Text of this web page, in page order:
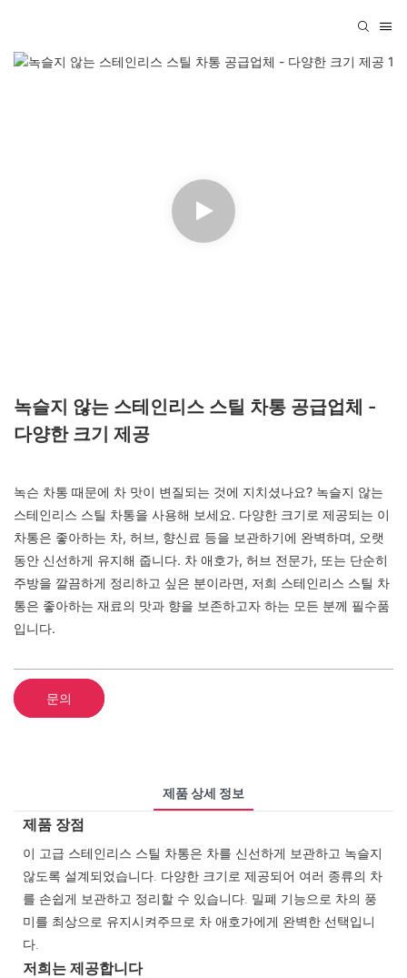
녹슬지 않는 스테인리스 스틸 차통 공급업체 -
다양한 크기 제공
녹슨 차통 때문에 차 맛이 변질되는 것에 지치셨나요? 녹슬지 않는
스테인리스 스틸 차통을 사용해 보세요. 다양한 크기로 제공되는 이
차통은 좋아하는 차, 허브, 향신료 등을 보관하기에 완벽하며, 오랫
동안 신선하게 유지해 줍니다. 차 애호가, 허브 전문가, 또는 단순히
주방을 깔끔하게 정리하고 싶은 분이라면, 저희 스테인리스 스틸 차
통은 좋아하는 재료의 맛과 향을 보존하고자 하는 모든 분께 필수품
입니다.
문의
제품 상세 정보
제품 장점
이 고급 스테인리스 스틸 차통은 차를 신선하게 보관하고 녹슬지
않도록 설계되었습니다. 다양한 크기로 제공되어 여러 종류의 차
를 손쉽게 보관하고 정리할 수 있습니다. 밀폐 기능으로 차의 풍
미를 최상으로 유지시켜주므로 차 애호가에게 완벽한 선택입니
다.
저희는 제공합니다